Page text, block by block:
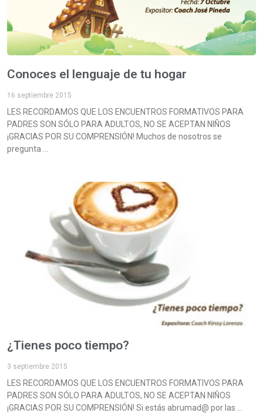
Conoces el lenguaje de tu hogar
16 septiembre 2015
LES RECORDAMOS QUE LOS ENCUENTROS FORMATIVOS PARA
PADRES SON SÓLO PARA ADULTOS, NO SE ACEPTAN NIÑOS
¡GRACIAS POR SU COMPRENSIÓN! Muchos de nosotros se
pregunta
¿Tienes poco tiempo?
3 septiembre 2015
LES RECORDAMOS QUE LOS ENCUENTROS FORMATIVOS PARA
PADRES SON SÓLO PARA ADULTOS, NO SE ACEPTAN NIÑOS
¡GRACIAS POR SU COMPRENSIÓN! Si estás abrumad@ por las